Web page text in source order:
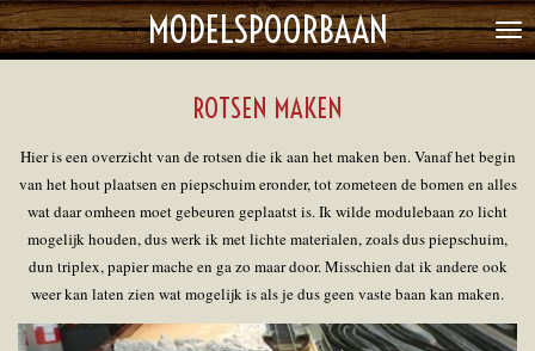
Ga
direct
MODELSPOORBAAN
ROTSEN MAKEN
Hier is een overzicht van de rotsen die ik aan het maken ben. Vanaf het begin
van het hout plaatsen en piepschuim eronder, tot zometeen de bomen en alles
wat daar omheen moet gebeuren geplaatst is. Ik wilde modulebaan zo licht
mogelijk houden, dus werk ik met lichte materialen, zoals dus piepschuim,
dun triplex, papier mache en ga zo maar door. Misschien dat ik andere ook
weer kan laten zien wat mogelijk is als je dus geen vaste baan kan maken.